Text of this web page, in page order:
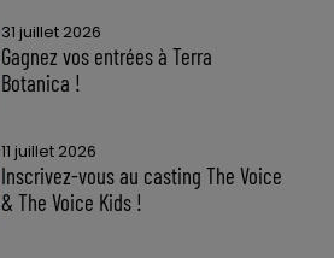
31 juillet 2026
Gagnez vos entrées à Terra
Botanica !
11 juillet 2026
Inscrivez-vous au casting The Voice
& The Voice Kids !